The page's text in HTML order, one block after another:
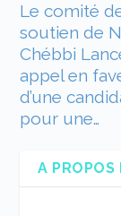
Le comité
soutien de
Chébbi
appel en
d’une
pour une…
A PROPOS